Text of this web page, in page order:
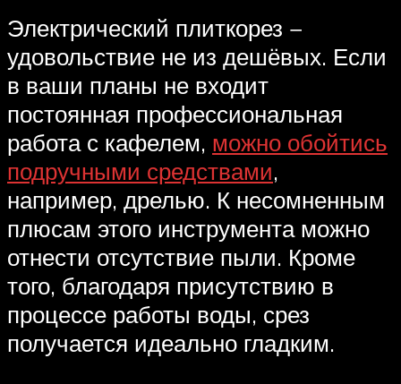
Электрический плиткорез −
удовольствие не из дешёвых. Если
в ваши планы не входит
постоянная профессиональная
работа с кафелем, можно обойтись
подручными средствами,
например, дрелью. К несомненным
плюсам этого инструмента можно
отнести отсутствие пыли. Кроме
того, благодаря присутствию в
процессе работы воды, срез
получается идеально гладким.